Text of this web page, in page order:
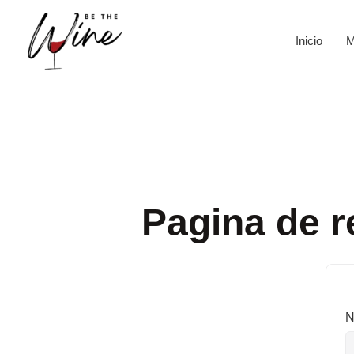
contenido
Inicio
Pagina de